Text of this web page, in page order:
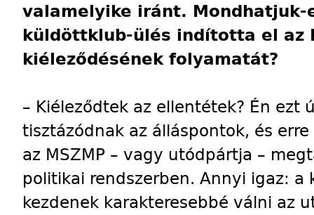
valamelyike iránt. Mondhatjuk-
küldöttklub-ülés indította el az
kiéleződésének folyamatát?
– Kiéleződtek az ellentétek? Én ezt
tisztázódnak az álláspontok, és
az MSZMP – vagy utódpártja –
politikai rendszerben. Annyi igaz: a
kezdenek karakteresebbé válni az